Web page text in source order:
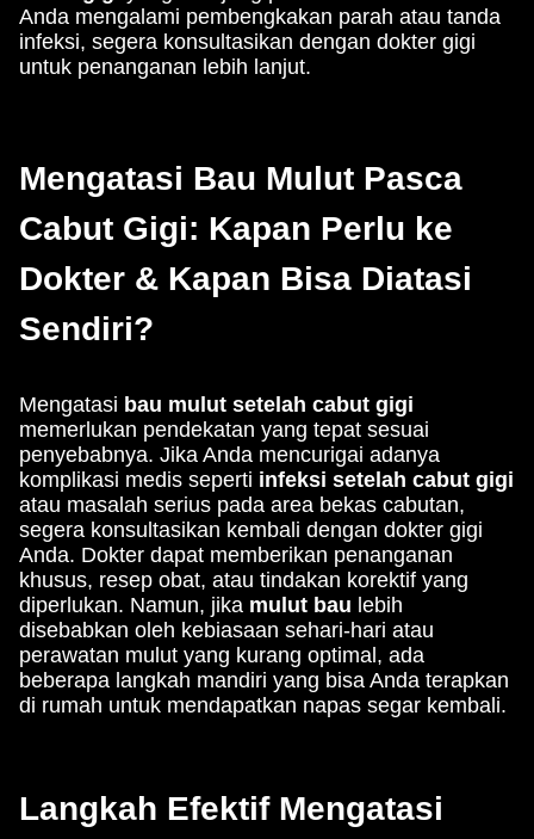
Anda mengalami pembengkakan parah atau tanda
infeksi, segera konsultasikan dengan dokter gigi
untuk penanganan lebih lanjut.
Mengatasi Bau Mulut Pasca
Cabut Gigi: Kapan Perlu ke
Dokter & Kapan Bisa Diatasi
Sendiri?
Mengatasi bau mulut setelah cabut gigi
memerlukan pendekatan yang tepat sesuai
penyebabnya. Jika Anda mencurigai adanya
komplikasi medis seperti infeksi setelah cabut gigi
atau masalah serius pada area bekas cabutan,
segera konsultasikan kembali dengan dokter gigi
Anda. Dokter dapat memberikan penanganan
khusus, resep obat, atau tindakan korektif yang
diperlukan. Namun, jika mulut bau lebih
disebabkan oleh kebiasaan sehari-hari atau
perawatan mulut yang kurang optimal, ada
beberapa langkah mandiri yang bisa Anda terapkan
di rumah untuk mendapatkan napas segar kembali.
Langkah Efektif Mengatasi